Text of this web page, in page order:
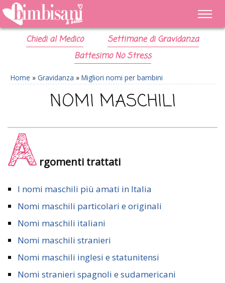
Chiedi al Medico
Settimane di Gravidanza
Battesimo No Stress
Home » Gravidanza » Migliori nomi per bambini
NOMI MASCHILI
A rgomenti trattati
I nomi maschili più amati in Italia
Nomi maschili particolari e originali
Nomi maschili italiani
Nomi maschili stranieri
Nomi maschili inglesi e statunitensi
Nomi stranieri spagnoli e sudamericani